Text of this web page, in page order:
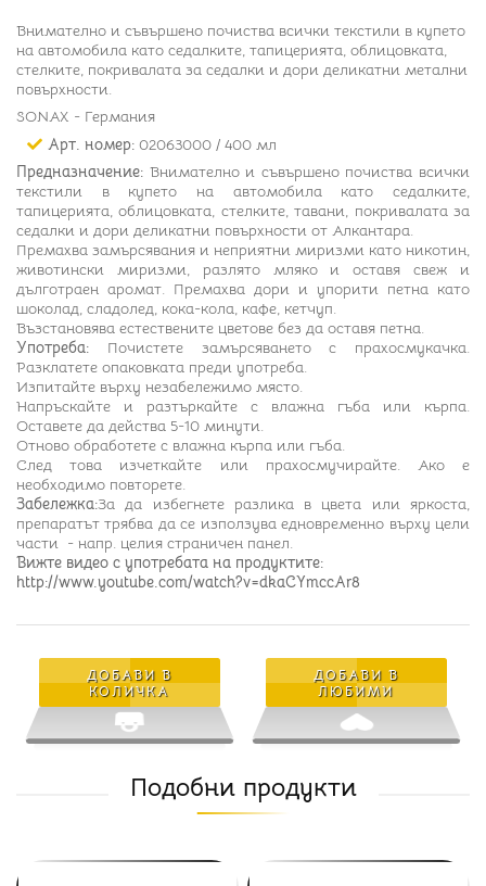
Внимателно и съвършено почиства всички текстили в купето
на автомобила като седалките, тапицерията, облицовката,
стелките, покривалата за седалки и дори деликатни метални
повърхности.
SONAX - Германия
Арт. номер: 02063000 / 400 мл
Предназначение: Внимателно и съвършено почиства всички
текстили в купето на автомобила като седалките,
тапицерията, облицовката, стелките, тавани, покривалата за
седалки и дори деликатни повърхности от Алкантара.
Премахва замърсявания и неприятни миризми като никотин,
животински миризми, разлято мляко и оставя свеж и
дълготраен аромат. Премахва дори и упорити петна като
шоколад, сладолед, кока-кола, кафе, кетчуп.
Възстановява естествените цветове без да оставя петна.
Употреба: Почистете замърсяването с прахосмукачка.
Разклатете опаковката преди употреба.
Изпитайте върху незабележимо място.
Напръскайте и разтъркайте с влажна гъба или кърпа.
Оставете да действа 5-10 минути.
Отново обработете с влажна кърпа или гъба.
След това изчеткайте или прахосмучирайте. Ако е
необходимо повторете.
Забележка:За да избегнете разлика в цвета или яркоста,
препаратът трябва да се използува едновременно върху цели
части - напр. целия страничен панел.
Вижте видео с употребата на продуктите:
http://www.youtube.com/watch?v=dkaCYmccAr8
ДОБАВИ В
КОЛИЧКА
ДОБАВИ В
ЛЮБИМИ
Подобни продукти